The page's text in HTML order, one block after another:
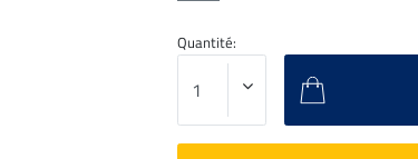
Quantité: